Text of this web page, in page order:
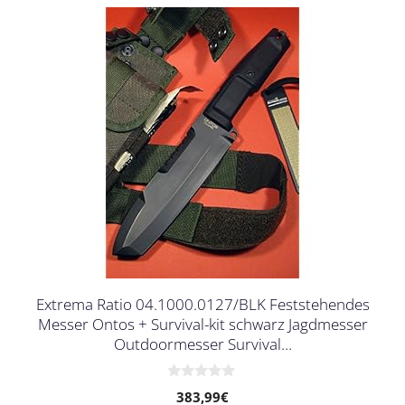
Extrema Ratio 04.1000.0127/BLK Feststehendes
Messer Ontos + Survival-kit schwarz Jagdmesser
Outdoormesser Survival…
383,99€